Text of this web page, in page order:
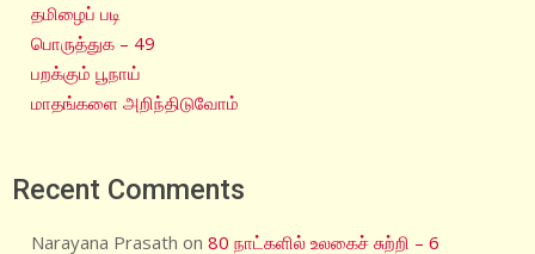
தமிழைப் படி
பொருத்துக – 49
பறக்கும் பூநாய்
மாதங்களை அறிந்திடுவோம்
Recent Comments
Narayana Prasath on80 நாட்களில் உலகைச் சுற்றி – 6